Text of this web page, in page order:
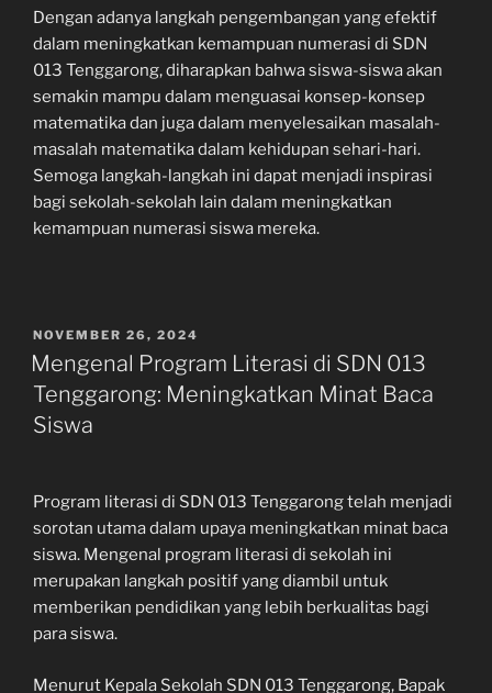
Dengan adanya langkah pengembangan yang efektif
dalam meningkatkan kemampuan numerasi di SDN
013 Tenggarong, diharapkan bahwa siswa-siswa akan
semakin mampu dalam menguasai konsep-konsep
matematika dan juga dalam menyelesaikan masalah-
masalah matematika dalam kehidupan sehari-hari.
Semoga langkah-langkah ini dapat menjadi inspirasi
bagi sekolah-sekolah lain dalam meningkatkan
kemampuan numerasi siswa mereka.
POSTED
ON
NOVEMBER 26, 2024
Mengenal Program Literasi di SDN 013
Tenggarong: Meningkatkan Minat Baca
Siswa
Program literasi di SDN 013 Tenggarong telah menjadi
sorotan utama dalam upaya meningkatkan minat baca
siswa. Mengenal program literasi di sekolah ini
merupakan langkah positif yang diambil untuk
memberikan pendidikan yang lebih berkualitas bagi
para siswa.
Menurut Kepala Sekolah SDN 013 Tenggarong, Bapak